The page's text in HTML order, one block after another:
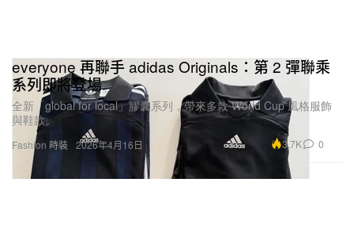
Fashion 時裝
everyone 再聯手 adidas Originals：第 2 彈聯乘
系列即將登場
全新「global for local」膠囊系列，帶來多款 World Cup 風格服飾
與鞋款。
2026年4月16日 3.7K 0